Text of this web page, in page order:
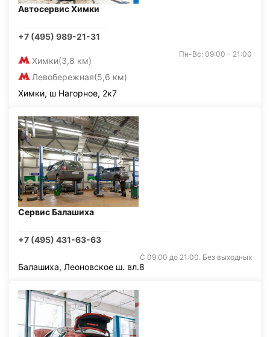
Автосервис Химки
+7 (495) 989-21-31
Химки(3,8 км)
Левобережная(5,6 км)
Пн-Вс: 09:00 - 21:00
Химки, ш Нагорное, 2к7
Сервис Балашиха
+7 (495) 431-63-63
С 09:00 до 21:00. Без выходных
Балашиха, Леоновское ш. вл.8